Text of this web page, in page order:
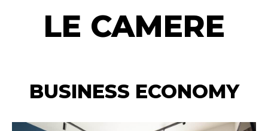
LE CAMERE
BUSINESS ECONOMY